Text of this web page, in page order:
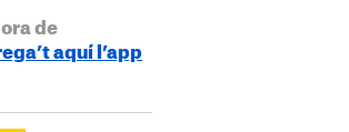
de
aquí l’app